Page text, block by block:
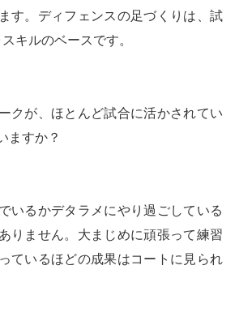
す。ディフェンスの足づくりは、試
キルのベースです。
クが、ほとんど試合に活かされてい
ますか？
いるかデタラメにやり過ごしている
りません。大まじめに頑張って練習
ているほどの成果はコートに見られ